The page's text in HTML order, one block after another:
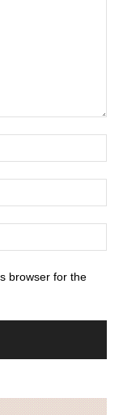
browser for the